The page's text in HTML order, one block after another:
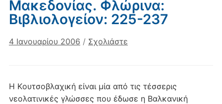
Μακεδονίας. Φλώρινα:
Βιβλιολογείον: 225-237
4 Ιανουαρίου 2006 / Σχολιάστε
H Kουτσοβλαχική είναι μία από τις τέσσερις
νεολατινικές γλώσσες που έδωσε η Βαλκανική